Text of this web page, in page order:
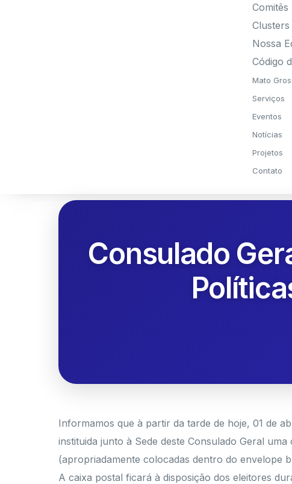
Comitês
Clusters
Nossa
Código
Mato
Serviços
Eventos
Notícias
Projetos
Contato
Consulado
Informamos que à partir da tarde de hoje, 01 de
instituida junto à Sede deste Consulado Geral
(apropriadamente colocadas dentro do envelope
A caixa postal ficará à disposição dos eleitores